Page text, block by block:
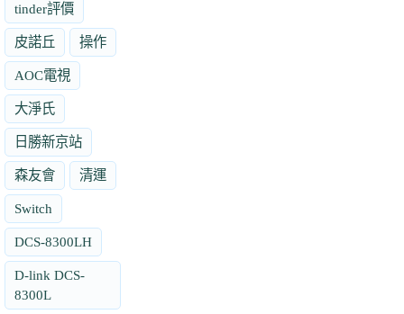
tinder評價
皮諾丘 操作
AOC電視
大淨氏
日勝新京站
森友會 清運
Switch
DCS-8300LH
D-link DCS-
8300L